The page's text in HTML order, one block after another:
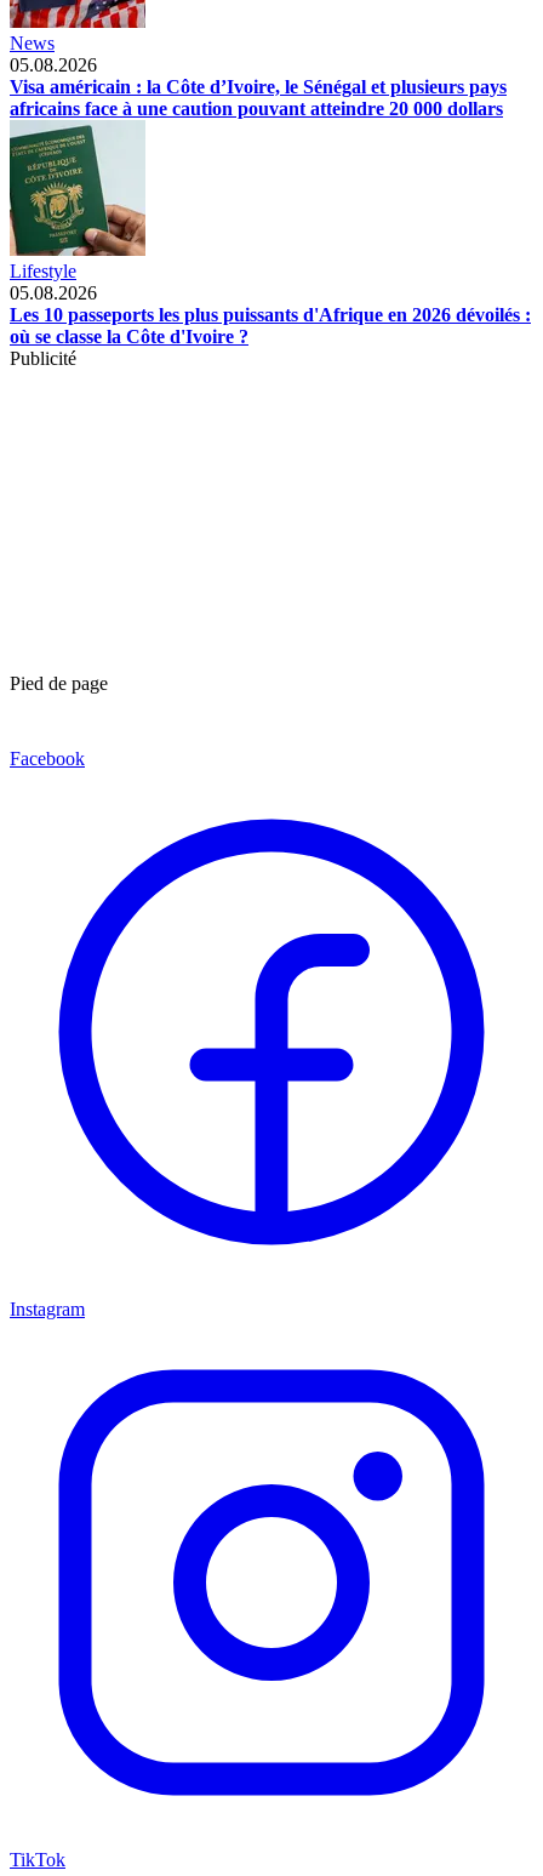
News
05.08.2026
Visa américain : la Côte d’Ivoire, le Sénégal et plusieurs pays
africains face à une caution pouvant atteindre 20 000 dollars
Lifestyle
05.08.2026
Les 10 passeports les plus puissants d'Afrique en 2026 dévoilés :
où se classe la Côte d'Ivoire ?
Publicité
Pied de page
Facebook
Instagram
TikTok